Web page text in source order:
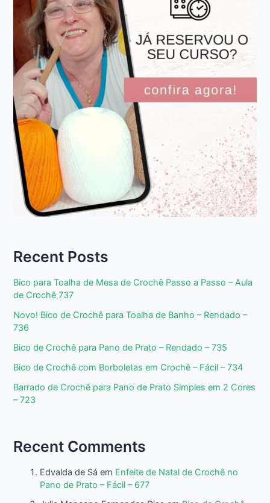
Recent Posts
Bico para Toalha de Mesa de Crochê Passo a Passo – Aula
de Crochê 737
Novo! Bico de Crochê para Toalha de Banho – Rendado –
736
Bico de Crochê para Pano de Prato – Rendado – 735
Bico de Crochê com Borboletas em Crochê – Fácil – 734
Barrado de Crochê para Pano de Prato Simples em 2 Cores
– 723
Recent Comments
Edvalda de Sá em Enfeite de Natal de Crochê no
Pano de Prato – Fácil – 677